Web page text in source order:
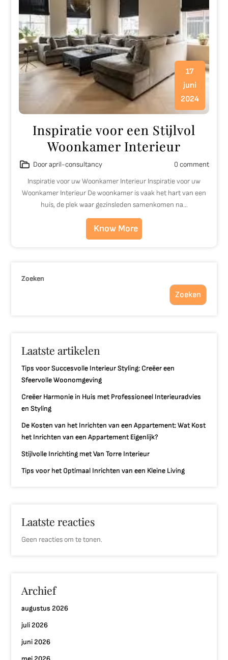
17
juni
2024
Inspiratie voor een Stijlvol
Woonkamer Interieur
Door april-consultancy
0 comment
Inspiratie voor uw Woonkamer Interieur Inspiratie voor uw
Woonkamer Interieur De woonkamer is vaak het hart van een
huis, de plek waar gezinsleden samenkomen na…
Know More
Zoeken
Zoeken
Laatste artikelen
Tips voor Succesvolle Interieur Styling: Creëer een
Sfeervolle Woonomgeving
Creëer Harmonie in Huis met Professioneel Interieuradvies
en Styling
De Kosten van het Inrichten van een Appartement: Wat Kost
het Inrichten van een Appartement Eigenlijk?
Stijlvolle Inrichting met Van Torre Interieur
Tips voor het Optimaal Inrichten van een Kleine Living
Laatste reacties
Geen reacties om te tonen.
Archief
augustus 2026
juli 2026
juni 2026